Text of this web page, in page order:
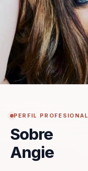
PERFIL PROFESIONAL
Sobre
Angie